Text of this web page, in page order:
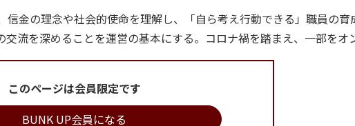
金の理念や社会的使命を理解し、「自ら考え行動できる」職員の
流を深めることを運営の基本にする。コロナ禍を踏まえ、一部をオ
このページは会員限定です
BUNK UP会員になる